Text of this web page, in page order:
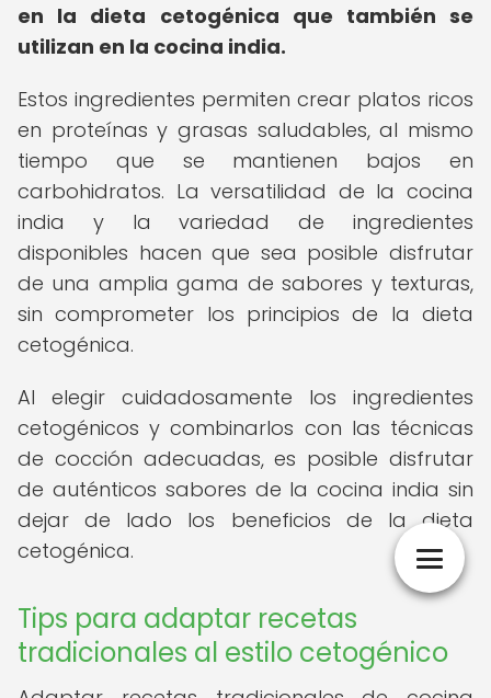
en la dieta cetogénica que también se
utilizan en la cocina india.
Estos ingredientes permiten crear platos ricos
en proteínas y grasas saludables, al mismo
tiempo que se mantienen bajos en
carbohidratos. La versatilidad de la cocina
india y la variedad de ingredientes
disponibles hacen que sea posible disfrutar
de una amplia gama de sabores y texturas,
sin comprometer los principios de la dieta
cetogénica.
Al elegir cuidadosamente los ingredientes
cetogénicos y combinarlos con las técnicas
de cocción adecuadas, es posible disfrutar
de auténticos sabores de la cocina india sin
dejar de lado los beneficios de la dieta
cetogénica.
Tips para adaptar recetas
tradicionales al estilo cetogénico